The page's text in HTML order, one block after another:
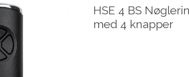
HSE 4 BS
med 4 knapper